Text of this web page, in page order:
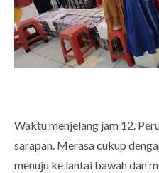
Waktu menjelang jam 12.
sarapan. Merasa cukup
menuju ke lantai bawah dan